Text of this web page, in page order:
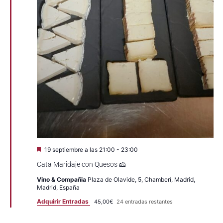
Cata Maridaje con Quesos 🧀
Destacado
19 septiembre a las 21:00 - 23:00
Vino & Compañia Plaza de Olavide, 5, Chamberí, Madrid,
Madrid, España
Adquirir Entradas
45,00€ 24 entradas restantes